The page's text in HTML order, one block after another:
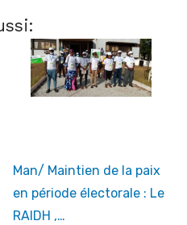
Man/ Maintien de la paix
en période électorale : Le
RAIDH ,…